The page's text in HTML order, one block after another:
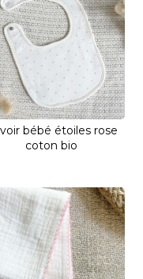
bébé étoiles rose
coton bio